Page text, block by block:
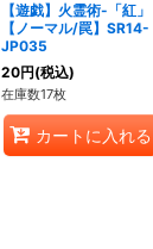
【遊戯】火霊術-「紅」
【ノーマル/罠】SR14-
JP035
20円(税込)
在庫数17枚
カートに入れる